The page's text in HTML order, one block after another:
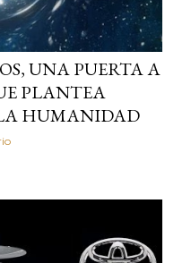
UNA PUERTA A
PLANTEA
HUMANIDAD